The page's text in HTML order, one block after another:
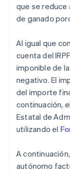
que se reduce
de ganado
Al igual que
cuenta del
imponible de
negativo. El
del importe
continuación,
Estatal de
utilizando el
A
autónomo